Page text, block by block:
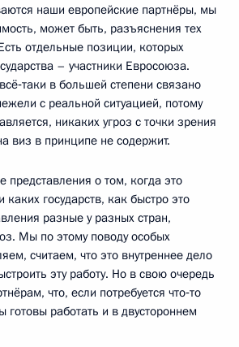
наши европейские партнёры, мы
может быть, разъяснения тех
отдельные позиции, которых
– участники Евросоюза.
в большей степени связано
с реальной ситуацией, потому
никаких угроз с точки зрения
виз в принципе не содержит.
представления о том, когда это
государств, как быстро это
разные у разных стран,
Мы по этому поводу особых
считаем, что это внутреннее дело
эту работу. Но в свою очередь
что, если потребуется что‑то
работать и в двустороннем